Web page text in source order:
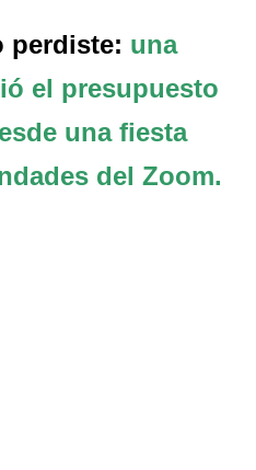
perdiste: una
el presupuesto
una fiesta
del Zoom.